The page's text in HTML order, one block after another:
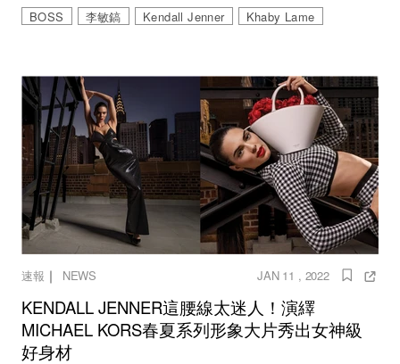
BOSS 李敏鎬 Kendall Jenner Khaby Lame
速報 ｜ NEWS JAN 11 , 2022
KENDALL JENNER這腰線太迷人！演繹
MICHAEL KORS春夏系列形象大片秀出女神級
好身材